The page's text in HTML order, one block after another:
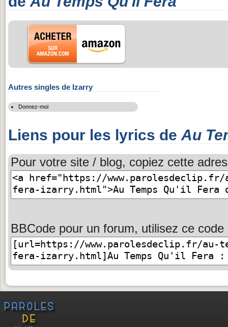
Autres singles de Izarry
Donnez-moi
Liens pour les lyrics de Au
Pour votre site / blog, copiez cette
BBCode pour un forum, utilisez ce code